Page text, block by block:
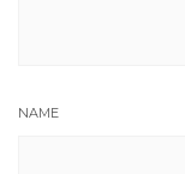
NAME